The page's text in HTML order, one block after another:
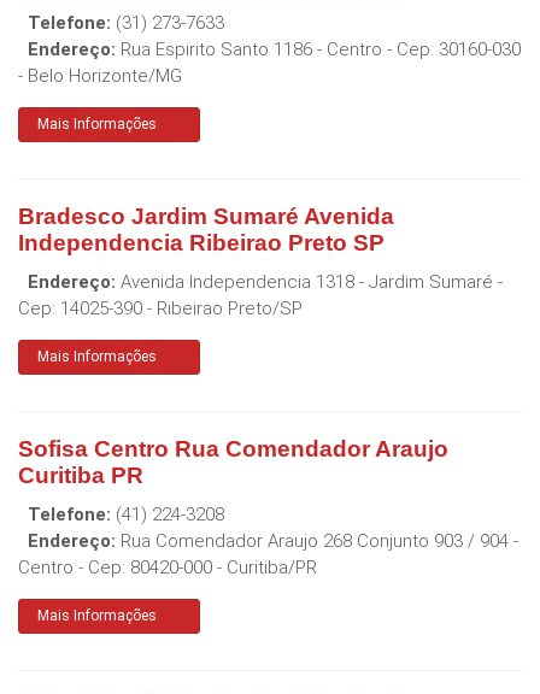
Telefone: (31) 273-7633
Endereço: Rua Espirito Santo 1186 - Centro - Cep: 30160-030
- Belo Horizonte/MG
Mais Informações
Bradesco Jardim Sumaré Avenida
Independencia Ribeirao Preto SP
Endereço: Avenida Independencia 1318 - Jardim Sumaré -
Cep: 14025-390 - Ribeirao Preto/SP
Mais Informações
Sofisa Centro Rua Comendador Araujo
Curitiba PR
Telefone: (41) 224-3208
Endereço: Rua Comendador Araujo 268 Conjunto 903 / 904 -
Centro - Cep: 80420-000 - Curitiba/PR
Mais Informações